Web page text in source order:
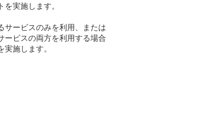
実施します。
サービスのみを利用、または
ービスの両方を利用する場合
施します。